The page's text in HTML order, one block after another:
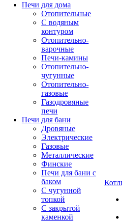
Печи для дома
Отопительные
C водяным
контуром
Отопительно-
варочные
Печи-камины
Отопительно-
чугунные
Отопительно-
газовые
Газодровяные
печи
Печи для бани
Дровяные
Электрические
Газовые
Металлические
Финские
Печи для бани с
баком
С чугунной
топкой
С закрытой
каменкой